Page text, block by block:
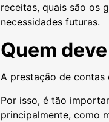
receitas, quais são os
necessidades futuras.
Quem
A prestação de contas
Por isso, é tão
principalmente, como